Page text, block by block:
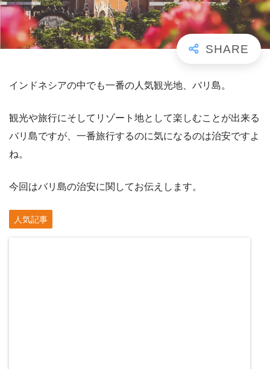
インドネシアの中でも一番の人気観光地、バリ島。
観光や旅行にそしてリゾート地として楽しむことが出来る
バリ島ですが、一番旅行するのに気になるのは治安ですよ
ね。
今回はバリ島の治安に関してお伝えします。
人気記事